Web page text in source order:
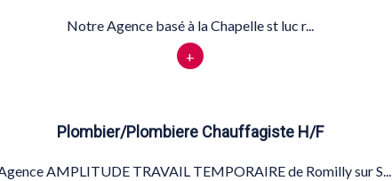
Notre Agence basé à la Chapelle st luc r...
+
Plombier/Plombiere Chauffagiste H/F
AMPLITUDE TRAVAIL TEMPORAIRE de Romilly sur S...